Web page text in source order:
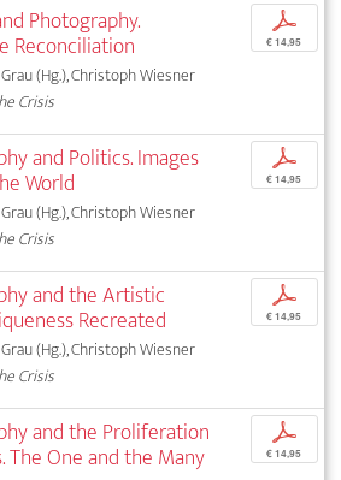
Photography.
Reconciliation
(Hg.), Christoph Wiesner
Crisis
p
€ 14,95
and Politics. Images
World
(Hg.), Christoph Wiesner
Crisis
p
€ 14,95
and the Artistic
Recreated
(Hg.), Christoph Wiesner
Crisis
p
€ 14,95
and the Proliferation
The One and the Many
p
€ 14,95